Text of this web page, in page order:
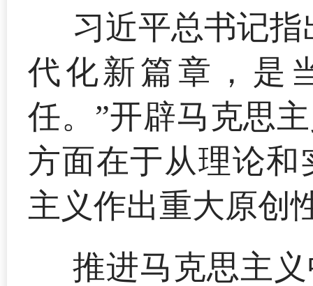
习近平总书记
代化新篇章，是
任。”开辟马克思
方面在于从理论
主义作出重大原创
推进马克思主